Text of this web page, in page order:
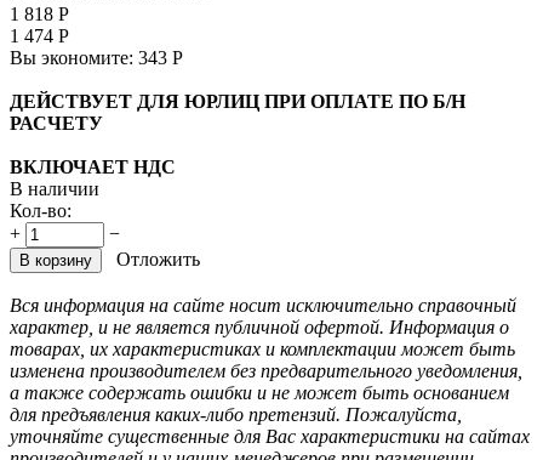
1 818 Р
1 474 Р
Вы экономите: 343 Р
ДЕЙСТВУЕТ ДЛЯ ЮРЛИЦ ПРИ ОПЛАТЕ ПО Б/Н
РАСЧЕТУ
ВКЛЮЧАЕТ НДС
В наличии
Кол-во:
+
−
В корзину Отложить
Вся информация на сайте носит исключительно справочный
характер, и не является публичной офертой. Информация о
товарах, их характеристиках и комплектации может быть
изменена производителем без предварительного уведомления,
а также содержать ошибки и не может быть основанием
для предъявления каких-либо претензий. Пожалуйста,
уточняйте существенные для Вас характеристики на сайтах